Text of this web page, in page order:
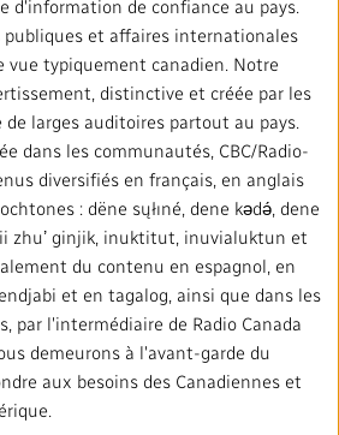
d'information de confiance au pays.
publiques et affaires internationales
typiquement canadien. Notre
distinctive et créée par les
larges auditoires partout au pays.
dans les communautés, CBC/Radio-
diversifiés en français, en anglais
: dëne sųłıné, dene kǝdǝ́, dene
zhuʼ ginjik, inuktitut, inuvialuktun et
du contenu en espagnol, en
et en tagalog, ainsi que dans les
par l'intermédiaire de Radio Canada
demeurons à l'avant-garde du
aux besoins des Canadiennes et